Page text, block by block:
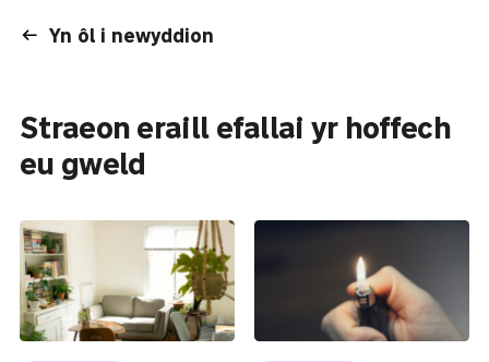
Yn ôl i newyddion
Straeon eraill efallai yr hoffech
eu gweld